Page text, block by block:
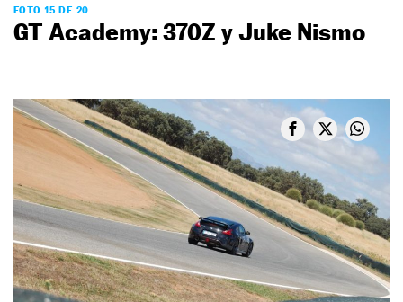
FOTO 15 DE 20
GT Academy: 370Z y Juke Nismo